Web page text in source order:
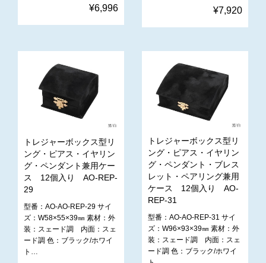
¥6,996 ¥7,920
トレジャーボックス型リ
ング・ピアス・イヤリン
グ・ペンダント兼用ケー
ス 12個入り AO-REP-
29
型番：AO-AO-REP-29 サイ
ズ：W58×55×39㎜ 素材：外
装：スェード調 内面：スェ
ード調 色：ブラック/ホワイ
ト…
トレジャーボックス型リ
ング・ピアス・イヤリン
グ・ペンダント・ブレス
レット・ペアリング兼用
ケース 12個入り AO-
REP-31
型番：AO-AO-REP-31 サイ
ズ：W96×93×39㎜ 素材：外
装：スェード調 内面：スェ
ード調 色：ブラック/ホワイ